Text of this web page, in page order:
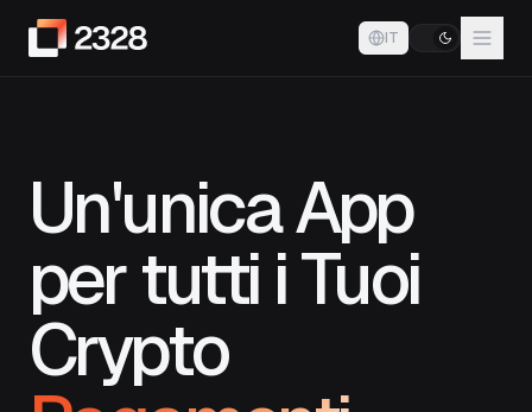
IT
Un'unica App
per tutti i Tuoi
Crypto